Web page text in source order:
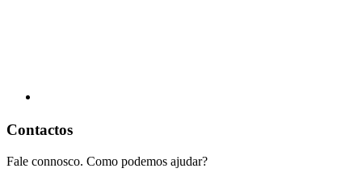
Contactos
Fale connosco. Como podemos ajudar?